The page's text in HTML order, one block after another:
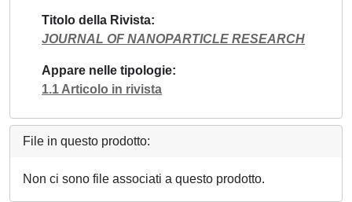
Titolo della Rivista
JOURNAL OF NANOPARTICLE RESEARCH
Appare nelle tipologie
1.1 Articolo in rivista
File in questo prodotto:
Non ci sono file associati a questo prodotto.